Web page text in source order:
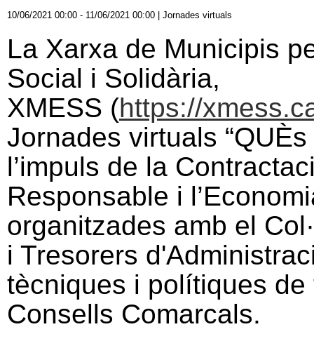
10/06/2021 00:00 - 11/06/2021 00:00 Jornades virtuals
La Xarxa de Municipis
Social i Solidària,
XMESS (https://
Jornades virtuals
l’impuls de la
Responsable i
organitzades amb el
i Tresorers
tècniques i polítiques de
Consells Comarcals.